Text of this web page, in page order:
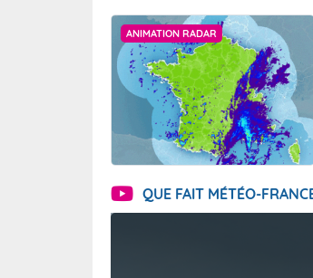
ANIMATION RADAR
QUE FAIT MÉTÉO-